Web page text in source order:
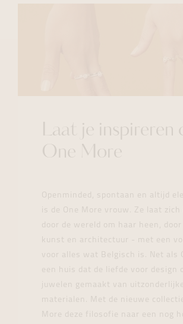
Laat je inspireren
One More
Openminded, spontaan en altijd
is de One More vrouw. Ze laat zich
door de wereld om haar heen, door
kunst en architectuur - met een
voor alles wat Belgisch is. Net als
een huis dat de liefde voor design
juwelen gemaakt van uitzonderlijke
materialen. Met de nieuwe
More deze filosofie naar een nog